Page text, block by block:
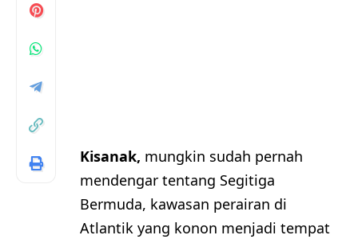
Kisanak, mungkin sudah pernah
mendengar tentang Segitiga
Bermuda, kawasan perairan di
Atlantik yang konon menjadi tempat